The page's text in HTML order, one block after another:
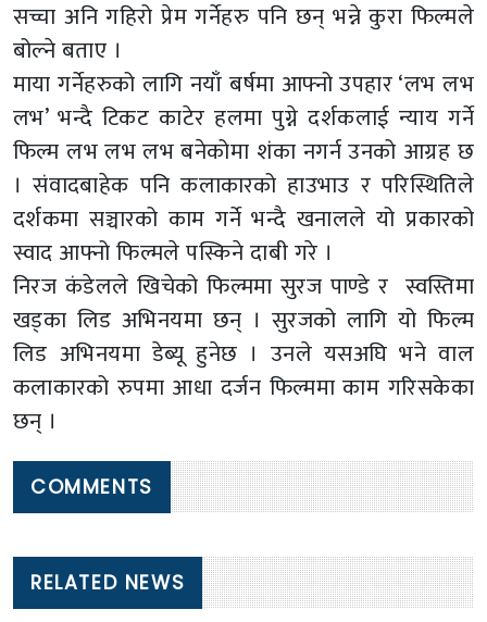
सच्चा अनि गहिरो प्रेम गर्नेहरु पनि छन् भन्ने कुरा फिल्मले
बोल्ने बताए ।
माया गर्नेहरुको लागि नयाँ बर्षमा आफ्नो उपहार ‘लभ लभ
लभ’ भन्दै टिकट काटेर हलमा पुग्ने दर्शकलाई न्याय गर्ने
फिल्म लभ लभ लभ बनेकोमा शंका नगर्न उनको आग्रह छ
। संवादबाहेक पनि कलाकारको हाउभाउ र परिस्थितिले
दर्शकमा सञ्चारको काम गर्ने भन्दै खनालले यो प्रकारको
स्वाद आफ्नो फिल्मले पस्किने दाबी गरे ।
निरज कंडेलले खिचेको फिल्ममा सुरज पाण्डे र स्वस्तिमा
खड्का लिड अभिनयमा छन् । सुरजको लागि यो फिल्म
लिड अभिनयमा डेब्यू हुनेछ । उनले यसअघि भने वाल
कलाकारको रुपमा आधा दर्जन फिल्ममा काम गरिसकेका
छन् ।
COMMENTS
RELATED NEWS